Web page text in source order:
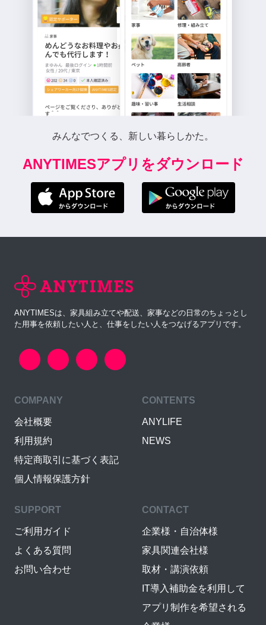
みんなでつくる、新しい暮らしかた。
ANYTIMESアプリをダウンロード
ANYTIMESは、家具組み立てや配送、家事などの日常のちょっとし
た用事を依頼したい人と、仕事をしたい人をつなげるアプリです。
COMPANY
会社概要
利用規約
特定商取引に基づく表記
個人情報保護方針
CONTENTS
ANYLIFE
NEWS
SUPPORT
ご利用ガイド
よくある質問
お問い合わせ
CONTACT
企業様・自治体様
家具関連会社様
取材・講演依頼
IT導入補助金を利用して
アプリ制作を希望される